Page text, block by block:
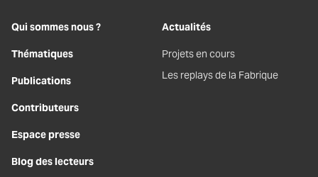
Qui sommes nous ?
Thématiques
Publications
Contributeurs
Espace presse
Blog des lecteurs
Actualités
Projets en cours
Les replays de la Fabrique